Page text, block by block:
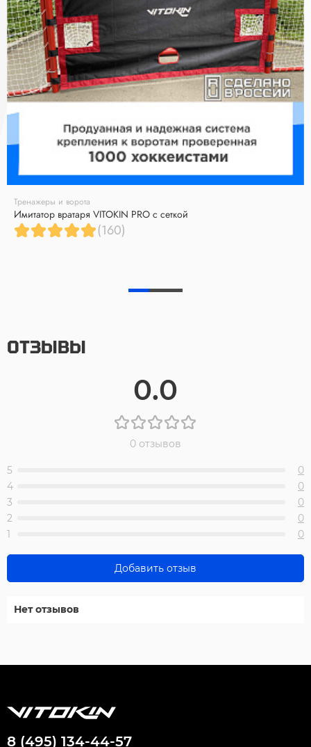
Тренажеры и ворота
Имитатор вратаря VITOKIN PRO с сеткой
(160)
ОТЗЫВЫ
0.0
0 отзывов
5
0
4
0
3
0
2
0
1
0
Добавить отзыв
Нет отзывов
8 (495) 134-44-57